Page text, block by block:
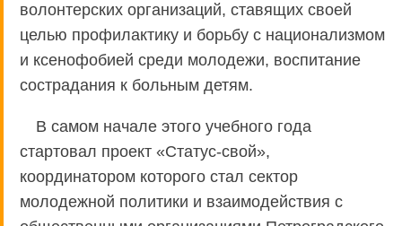
волонтерских организаций, ставящих своей
целью профилактику и борьбу с национализмом
и ксенофобией среди молодежи, воспитание
сострадания к больным детям.
В самом начале этого учебного года
стартовал проект «Статус-свой»,
координатором которого стал сектор
молодежной политики и взаимодействия с